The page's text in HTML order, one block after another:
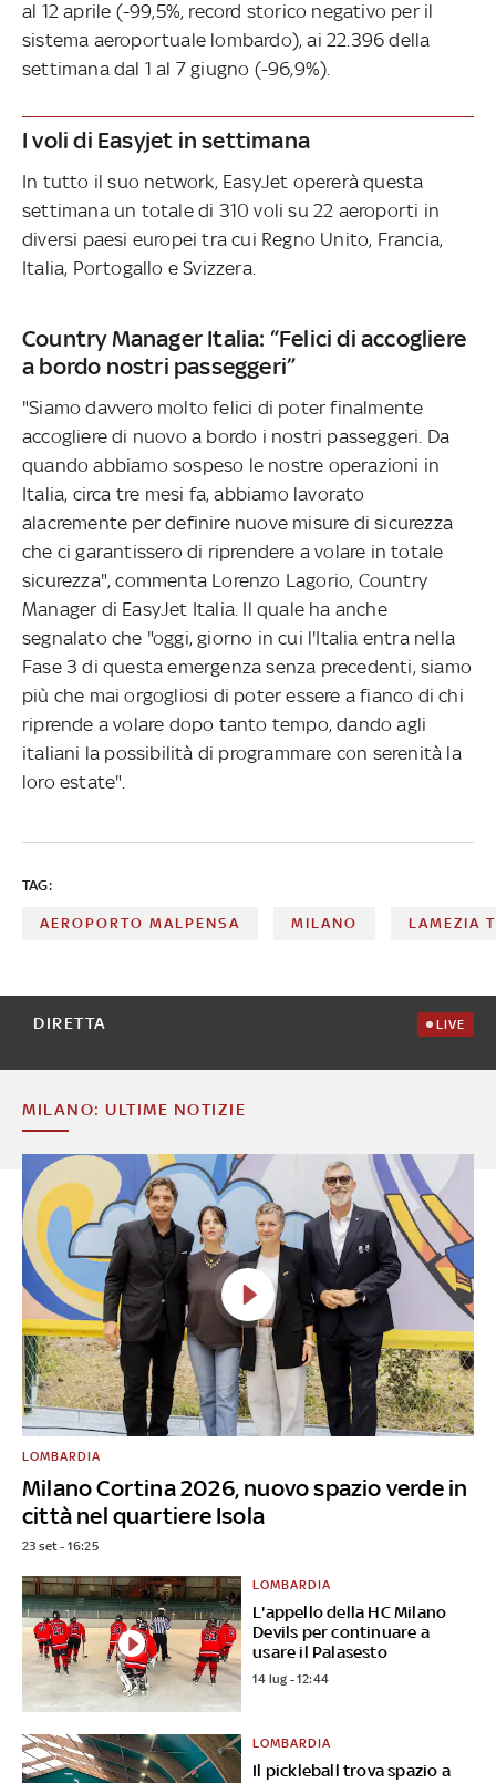
al 12 aprile (-99,5%, record storico negativo per il
sistema aeroportuale lombardo), ai 22.396 della
settimana dal 1 al 7 giugno (-96,9%).
I voli di Easyjet in settimana
In tutto il suo network, EasyJet opererà questa
settimana un totale di 310 voli su 22 aeroporti in
diversi paesi europei tra cui Regno Unito, Francia,
Italia, Portogallo e Svizzera.
Country Manager Italia: “Felici di accogliere
a bordo nostri passeggeri”
"Siamo davvero molto felici di poter finalmente
accogliere di nuovo a bordo i nostri passeggeri. Da
quando abbiamo sospeso le nostre operazioni in
Italia, circa tre mesi fa, abbiamo lavorato
alacremente per definire nuove misure di sicurezza
che ci garantissero di riprendere a volare in totale
sicurezza", commenta Lorenzo Lagorio, Country
Manager di EasyJet Italia. Il quale ha anche
segnalato che "oggi, giorno in cui l'Italia entra nella
Fase 3 di questa emergenza senza precedenti, siamo
più che mai orgogliosi di poter essere a fianco di chi
riprende a volare dopo tanto tempo, dando agli
italiani la possibilità di programmare con serenità la
loro estate".
TAG:
AEROPORTO MALPENSA MILANO LAMEZIA
DIRETTA LIVE
MILANO: ULTIME NOTIZIE
Milano Cortina 2026, nuovo spazio verde in
città nel quartiere Isola
LOMBARDIA
23 set - 16:25
L'appello della HC Milano
Devils per continuare a
usare il Palasesto
LOMBARDIA
14 lug - 12:44
Il pickleball trova spazio a
LOMBARDIA